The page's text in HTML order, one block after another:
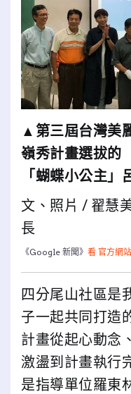
▲第三屆台灣美
嶺秀計畫選拔的
「蝴蝶小公主」
文、照片 / 翟慧
長
《Google 新聞》 看 官方網
四分尾山社區是
子一起共同打造
計畫從起心動念
激盪到計畫執行
是指導單位羅東